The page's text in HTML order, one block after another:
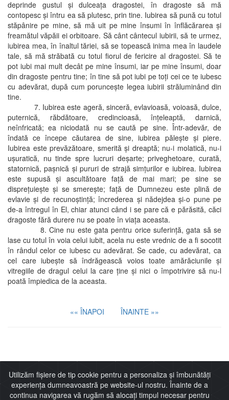
deprinde gustul şi dulceaţa dragostei, în dragoste să mă
contopesc şi întru ea să plutesc, prin tine. Iubirea să pună cu totul
stăpânire pe mine, să mă uit pe mine însumi în înflăcărarea şi
freamătul văpăii ei orbitoare. Să cânt cântecul iubirii, să te urmez,
iubirea mea, în înaltul tăriei, să se topească inima mea în laudele
tale, să mă străbată cu totul fiorul de fericire al dragostei. Să te
pot iubi mai mult decât pe mine însumi, iar pe mine însumi, doar
din dragoste pentru tine; în tine să pot iubi pe toţi cei ce te iubesc
cu adevărat, după cum porunceşte legea iubirii străluminând din
tine.
7. Iubirea este ageră, sinceră, evlavioasă, voioasă, dulce,
puternică, răbdătoare, credincioasă, înţeleaptă, darnică,
neînfricată; ea niciodată nu se caută pe sine. Într-adevăr, de
îndată ce începe căutarea de sine, iubirea păleşte şi piere.
Iubirea este prevăzătoare, smerită şi dreaptă; nu-i molatică, nu-i
uşuratică, nu tinde spre lucruri deşarte; priveghetoare, curată,
statornică, paşnică şi pururi de strajă simţurilor e iubirea. Iubirea
este supusă şi ascultătoare faţă de mai mari; pe sine se
dispreţuieşte şi se smereşte; faţă de Dumnezeu este plină de
evlavie şi de recunoştinţă; încrederea şi nădejdea şi-o pune pe
de-a întregul în El, chiar atunci când i se pare că e părăsită, căci
dragoste fără durere nu se poate în viaţa aceasta.
8. Cine nu este gata pentru orice suferinţă, gata să se
lase cu totul în voia celui iubit, acela nu este vrednic de a fi socotit
în rândul celor ce iubesc cu adevărat. Se cade, cu adevărat, ca
cel care iubeşte să îndrăgească voios toate amărăciunile şi
vitregiile de dragul celui la care ţine şi nici o împotrivire să nu-l
poată împiedica de la aceasta.
«« ÎNAPOI ÎNAINTE »»
Utilizăm fișiere de tip cookie pentru a personaliza și îmbunătăți
experiența dumneavoastră pe website-ul nostru. Înainte de a
continua navigarea vă rugăm să alocați timpul necesar pentru